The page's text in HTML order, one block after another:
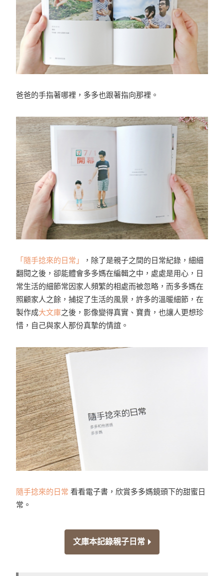
爸爸的手指著哪裡，多多也跟著指向那裡。
「隨手捻來的日常」
，除了是親子之間的日常紀錄，細細
翻閱之後，卻能體會多多媽在編輯之中，處處是用心，日
常生活的細節常因家人頻繁的相處而被忽略，而多多媽在
照顧家人之餘，捕捉了生活的風景，許多的溫暖細節，在
製作成大文庫之後，影像變得真實、寶貴，也讓人更想珍
惜，自己與家人那份真摯的情誼。
隨手捻來的日常 看看電子書，欣賞多多媽鏡頭下的甜蜜日
常。
文庫本記錄親子日常